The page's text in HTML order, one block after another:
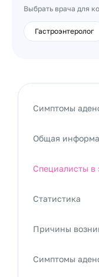
Выбрать врача для
Гастроэнтеролог
Симптомы
Общая
Специалисты в
Статистика
Причины
Симптомы